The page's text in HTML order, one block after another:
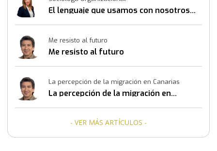
El lenguaje que usamos con nosotros
Me resisto al futuro
Me resisto al futuro
La percepción de la migración en Canarias
La percepción de la migración en
- VER MÁS ARTÍCULOS -